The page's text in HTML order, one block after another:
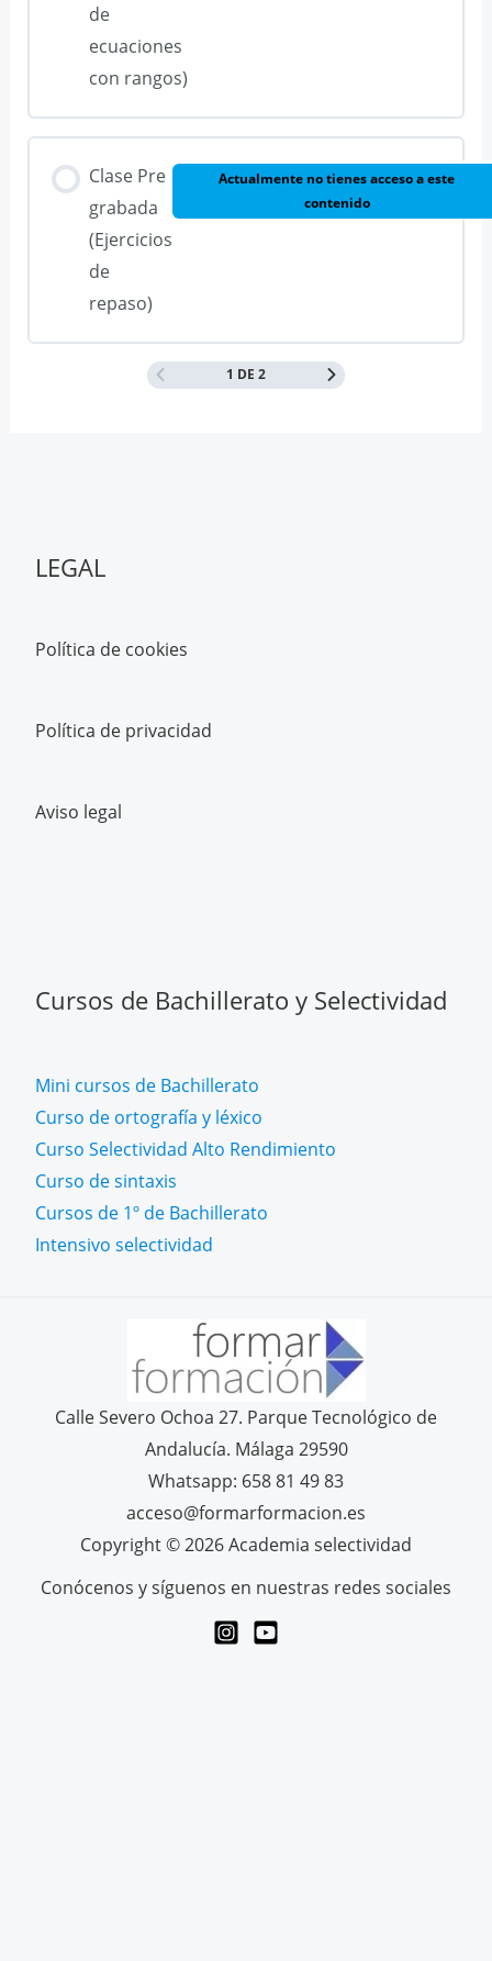
de
ecuaciones
con rangos)
Clase Pre
grabada
(Ejercicios
de
repaso)
Actualmente no tienes acceso a este
contenido
1 DE 2
LEGAL
Política de cookies
Política de privacidad
Aviso legal
Cursos de Bachillerato y Selectividad
Mini cursos de Bachillerato
Curso de ortografía y léxico
Curso Selectividad Alto Rendimiento
Curso de sintaxis
Cursos de 1º de Bachillerato
Intensivo selectividad
Calle Severo Ochoa 27. Parque Tecnológico de
Andalucía. Málaga 29590
Whatsapp: 658 81 49 83
acceso@formarformacion.es
Copyright © 2026 Academia selectividad
Conócenos y síguenos en nuestras redes sociales